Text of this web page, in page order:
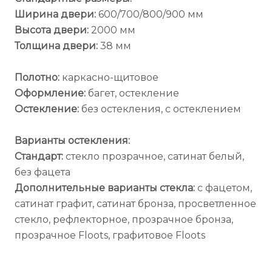
Ширина двери: 600/700/800/900 мм
Высота двери: 2000 мм
Толщина двери: 38 мм
Полотно: каркасно-щитовое
Оформление: багет, остекление
Остекление: без остекления, с остеклением
Варианты остекления:
Стандарт: стекло прозрачное, сатинат белый,
без фацета
Дополнительные варианты стекла: с фацетом,
сатинат графит, сатинат бронза, просветленное
стекло, рефлекторное, прозрачное бронза,
прозрачное Floots, графитовое Floots